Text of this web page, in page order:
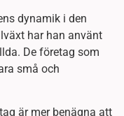
dynamik i den
har han använt
De företag som
små och
är mer benägna att